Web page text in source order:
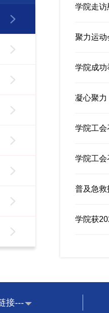
学院走访
聚力运
学院成功
凝心聚
学院工会
学院工会
普及急
学院获
接---